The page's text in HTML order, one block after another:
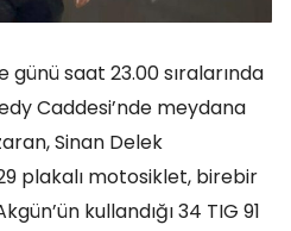
günü saat 23.00 sıralarında
Caddesi’nde meydana
Sinan Delek
plakalı motosiklet, birebir
kullandığı 34 TIG 91